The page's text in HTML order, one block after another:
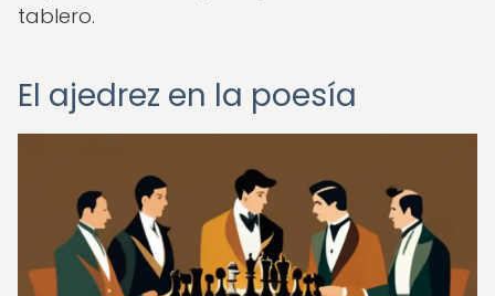
tablero.
El ajedrez en la poesía